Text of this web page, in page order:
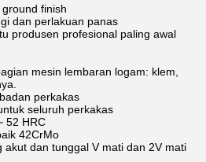
finish
dan perlakuan panas
produsen profesional paling awal
mesin lembaran logam: klem,
perkakas
seluruh perkakas
52 HRC
42CrMo
akut dan tunggal V mati dan 2V mati